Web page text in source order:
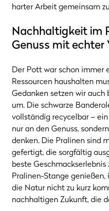
harter Arbeit gemeinsam
Nachhaltigkeit im
Genuss mit
Der Pott war schon immer
Ressourcen haushalten
Gedanken setzen wir auch
um. Die schwarze
vollständig recycelbar –
nur an den Genuss,
denken. Die Pralinen sind
gefertigt, die sorgfältig
beste
Pralinen-Stange genießen,
die Natur nicht zu kurz
nachhaltigen Zukunft, die